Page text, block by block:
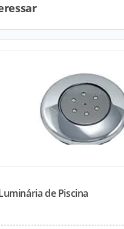
de Piscina